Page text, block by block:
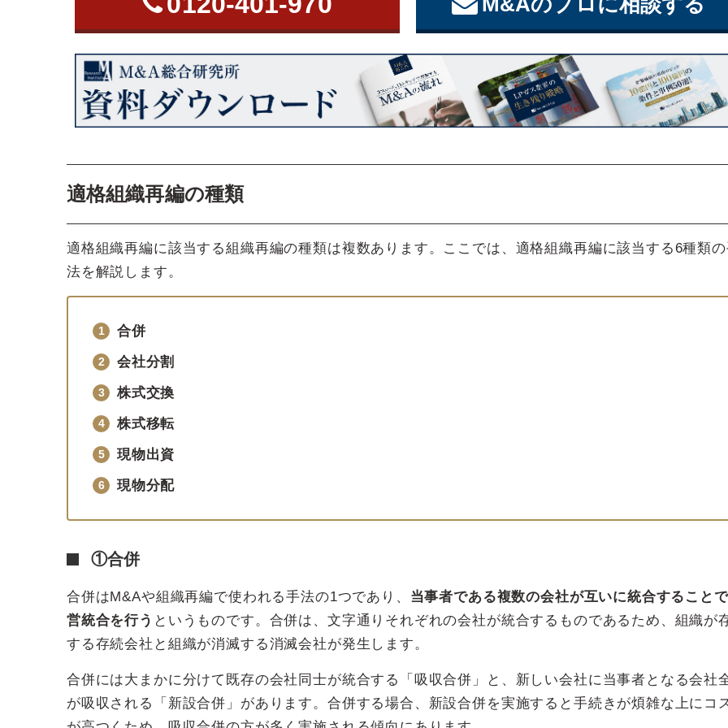
適格組織再編の種類
適格組織再編に該当する組織再編の種類は複数あります。ここでは、適格組織再編に該当する6種類
法を解説します。
合併
会社分割
株式交換
株式移転
現物出資
現物分配
①合併
合併はM&Aや組織再編で使われる手法の1つであり、 当事者である複数の会社が互いに統合すること
営統合を行う というものです。合併は、文字通りそれぞれの会社が統合するものであるため、組織が
する存続会社と組織が消滅する消滅会社が発生します。
合併には大まかに分けて既存の会社同士が統合する「吸収合併」と、新しい会社に当事者となる会社
が吸収される「新設合併」があります。合併する場合、新設合併を実施すると手続きが煩雑な上にコ